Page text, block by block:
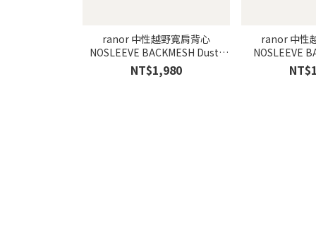
ranor 中性越野寬肩背心
NOSLEEVE BACKMESH Dusty
Pink/霧粉
NT$1,980
ranor 中性
NOSLEEVE
Blue/